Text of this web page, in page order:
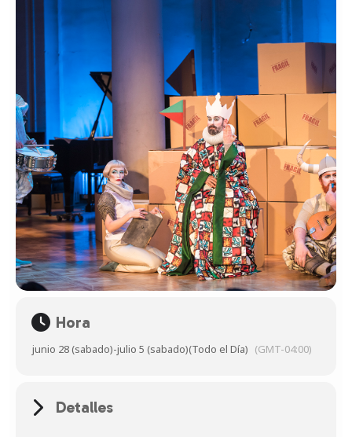
Hora
junio 28 (sabado)-julio 5 (sabado)(Todo el Día) (GMT-04:00)
Detalles